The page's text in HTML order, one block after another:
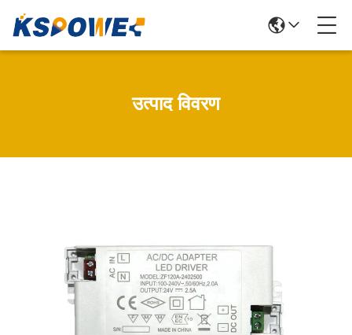
उत्पाद विवरण